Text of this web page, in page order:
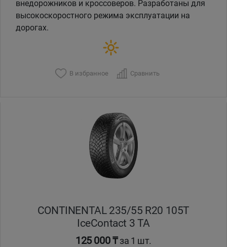
внедорожников и кроссоверов. Разработаны для
высокоскоростного режима эксплуатации на
дорогах.
В избранное Сравнить
CONTINENTAL 235/55 R20 105T
IceContact 3 TA
125 000 ₸за 1 шт.